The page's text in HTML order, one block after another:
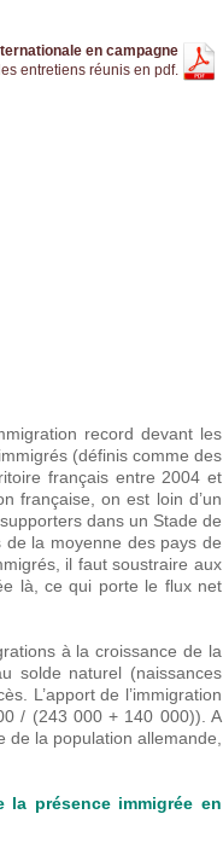
en campagne
entretiens réunis en pdf.
record devant les
immigrés (définis comme des
français entre 2004 et
française, on est loin d’un
dans un Stade de
de la moyenne des pays de
il faut soustraire aux
là, ce qui porte le flux net
à la croissance de la
solde naturel (naissances
L’apport de l’immigration
/ (243 000 + 140 000)). A
de la population allemande,
la présence immigrée en